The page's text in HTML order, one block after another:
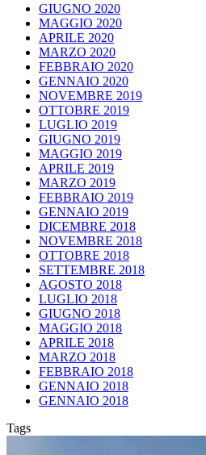
GIUGNO 2020
MAGGIO 2020
APRILE 2020
MARZO 2020
FEBBRAIO 2020
GENNAIO 2020
NOVEMBRE 2019
OTTOBRE 2019
LUGLIO 2019
GIUGNO 2019
MAGGIO 2019
APRILE 2019
MARZO 2019
FEBBRAIO 2019
GENNAIO 2019
DICEMBRE 2018
NOVEMBRE 2018
OTTOBRE 2018
SETTEMBRE 2018
AGOSTO 2018
LUGLIO 2018
GIUGNO 2018
MAGGIO 2018
APRILE 2018
MARZO 2018
FEBBRAIO 2018
GENNAIO 2018
GENNAIO 2018
Tags